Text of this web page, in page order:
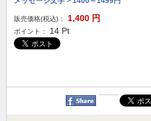
販売価格(税込)： 1,400 円
ポイント： 14 Pt